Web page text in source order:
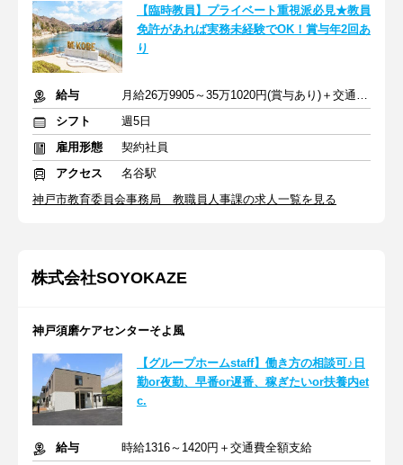
【臨時教員】プライベート重視派必見★教員
免許があれば実務未経験でOK！賞与年2回あ
り
給与
月給26万9905～35万1020円(賞与あり)＋交通費支給
シフト
週5日
雇用形態
契約社員
アクセス
名谷駅
神戸市教育委員会事務局 教職員人事課の求人一覧を見る
株式会社SOYOKAZE
神戸須磨ケアセンターそよ風
【グループホームstaff】働き方の相談可♪日
勤or夜勤、早番or遅番、稼ぎたいor扶養内et
c.
給与
時給1316～1420円＋交通費全額支給